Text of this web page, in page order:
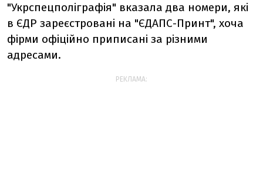
"Укрспецполіграфія" вказала два номери, які
в ЄДР зареєстровані на "ЄДАПС-Принт", хоча
фірми офіційно приписані за різними
адресами.
РЕКЛАМА: